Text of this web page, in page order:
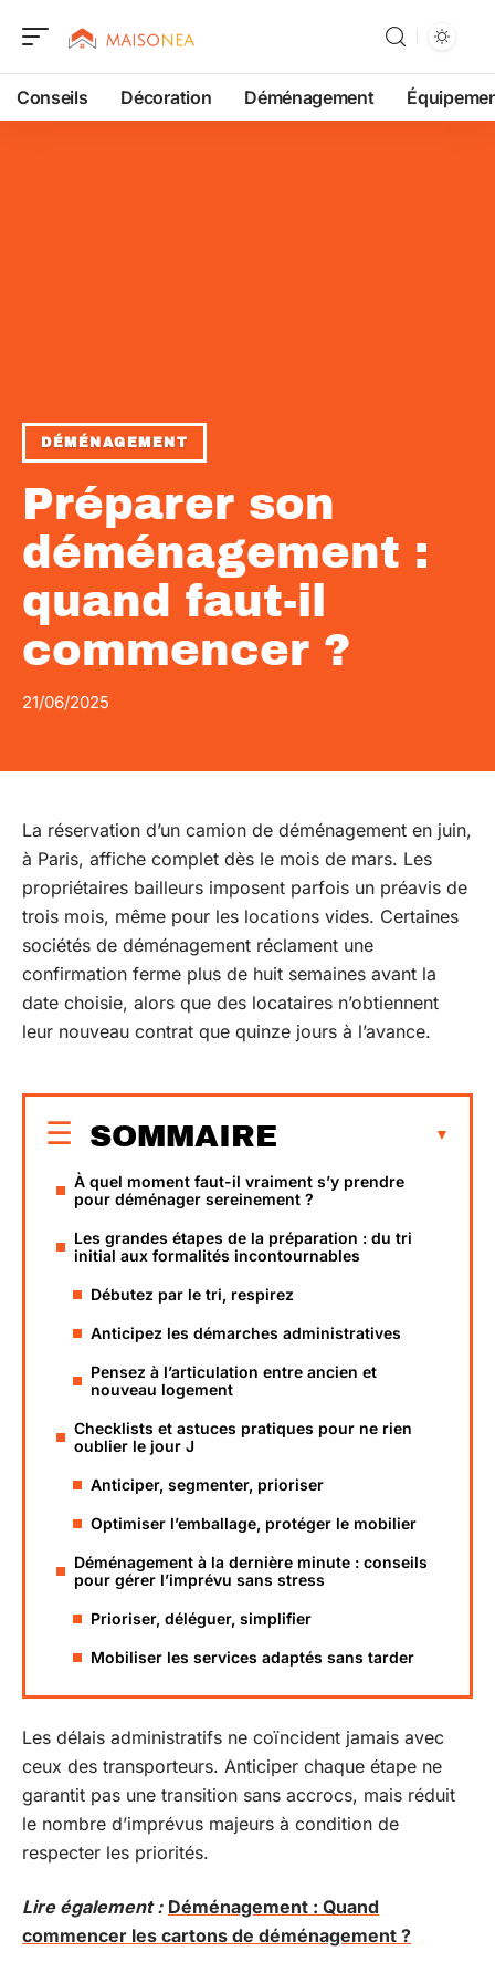
Conseils Décoration Déménagement
DÉMÉNAGEMENT
Préparer son
déménagement :
quand faut-il
commencer ?
21/06/2025
La réservation d’un camion de déménagement en juin,
à Paris, affiche complet dès le mois de mars. Les
propriétaires bailleurs imposent parfois un préavis de
trois mois, même pour les locations vides. Certaines
sociétés de déménagement réclament une
confirmation ferme plus de huit semaines avant la
date choisie, alors que des locataires n’obtiennent
leur nouveau contrat que quinze jours à l’avance.
SOMMAIRE
À quel moment faut-il vraiment s’y prendre
pour déménager sereinement ?
Les grandes étapes de la préparation : du tri
initial aux formalités incontournables
Débutez par le tri, respirez
Anticipez les démarches administratives
Pensez à l’articulation entre ancien et
nouveau logement
Checklists et astuces pratiques pour ne rien
oublier le jour J
Anticiper, segmenter, prioriser
Optimiser l’emballage, protéger le mobilier
Déménagement à la dernière minute : conseils
pour gérer l’imprévu sans stress
Prioriser, déléguer, simplifier
Mobiliser les services adaptés sans tarder
Les délais administratifs ne coïncident jamais avec
ceux des transporteurs. Anticiper chaque étape ne
garantit pas une transition sans accrocs, mais réduit
le nombre d’imprévus majeurs à condition de
respecter les priorités.
Lire également : Déménagement : Quand
commencer les cartons de déménagement ?